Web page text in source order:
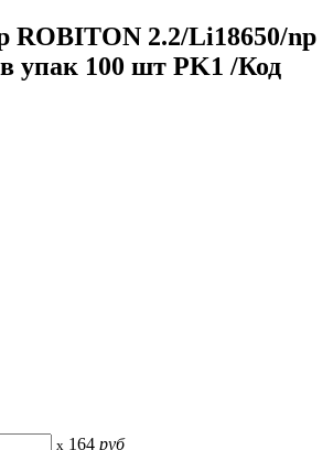
ROBITON 2.2/Li18650/np
упак 100 шт PK1 /Код
x 164 руб